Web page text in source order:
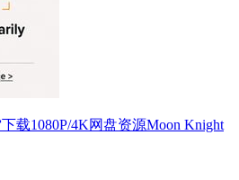
载1080P/4K网盘资源Moon Knight